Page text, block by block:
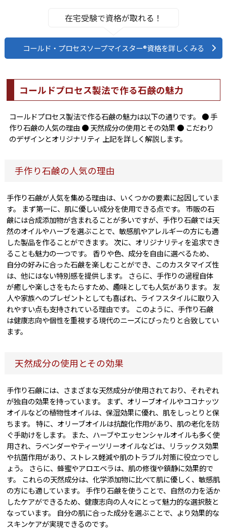
在宅受験で資格が取れる！
コールド・プロセスソープマイスター®資格を詳しくみる
コールドプロセス製法で作る石鹸の魅力
コールドプロセス製法で作る石鹸の魅力は以下の通りです。 ● 手
作り石鹸の人気の理由 ● 天然成分の使用とその効果 ● こだわり
のデザインとオリジナリティ 上記を詳しく解説します。
手作り石鹸の人気の理由
手作り石鹸が人気を集める理由は、いくつかの要素に起因していま
す。 まず第一に、肌に優しい成分を使用できる点です。 市販の石
鹸には合成添加物が含まれることが多いですが、手作り石鹸では天
然のオイルやハーブを選ぶことで、敏感肌やアレルギーの方にも適
した製品を作ることができます。 次に、オリジナリティを追求でき
ることも魅力の一つです。 香りや色、成分を自由に選べるため、
自分の好みに合った石鹸を楽しむことができ、このカスタマイズ性
は、他にはない特別感を提供します。 さらに、手作りの過程自体
が癒しや楽しさをもたらすため、趣味としても人気があります。 友
人や家族へのプレゼントとしても喜ばれ、ライフスタイルに取り入
れやすい点も支持されている理由です。 このように、手作り石鹸
は健康志向や個性を重視する現代のニーズにぴったりと合致してい
ます。
天然成分の使用とその効果
手作り石鹸には、さまざまな天然成分が使用されており、それぞれ
が独自の効果を持っています。 まず、オリーブオイルやココナッツ
オイルなどの植物性オイルは、保湿効果に優れ、肌をしっとりと保
ちます。 特に、オリーブオイルは抗酸化作用があり、肌の老化を防
ぐ手助けをします。 また、ハーブやエッセンシャルオイルも多く使
用され、ラベンダーやティーツリーオイルなどは、リラックス効果
や抗菌作用があり、ストレス軽減や肌のトラブル対策に役立つでし
ょう。 さらに、蜂蜜やアロエベラは、肌の修復や鎮静に効果的で
す。 これらの天然成分は、化学添加物に比べて肌に優しく、敏感肌
の方にも適しています。 手作り石鹸を使うことで、自然の力を活か
したケアができるため、健康志向の人々にとって魅力的な選択肢と
なっています。 自分の肌に合った成分を選ぶことで、より効果的な
スキンケアが実現できるのです。